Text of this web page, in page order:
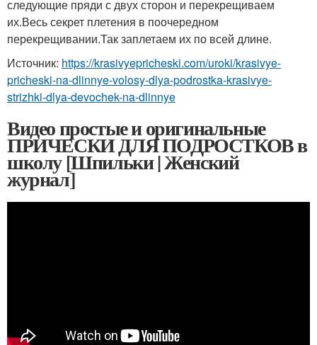
следующие пряди с двух сторон и перекрещиваем
их.Весь секрет плетения в поочередном
перекрещивании.Так заплетаем их по всей длине.
Источник: https://krasivyepricheski.com/uroki/krasivye-
pricheski-na-dlinnye-volosy-dlya-podrostka-krasivye-
strizhki-dlya-devochek-na-dlinnye
Видео простые и оригинальные
ПРИЧЕСКИ ДЛЯ ПОДРОСТКОВ в
школу [Шпильки | Женский
журнал]